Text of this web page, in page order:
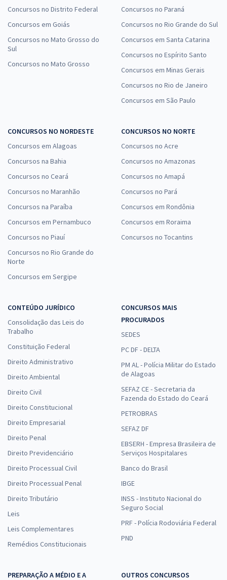
Concursos no Distrito Federal
Concursos em Goiás
Concursos no Mato Grosso do
Sul
Concursos no Mato Grosso
Concursos no Paraná
Concursos no Rio Grande do Sul
Concursos em Santa Catarina
Concursos no Espírito Santo
Concursos em Minas Gerais
Concursos no Rio de Janeiro
Concursos em São Paulo
CONCURSOS NO NORDESTE
Concursos em Alagoas
Concursos na Bahia
Concursos no Ceará
Concursos no Maranhão
Concursos na Paraíba
Concursos em Pernambuco
Concursos no Piauí
Concursos no Rio Grande do
Norte
Concursos em Sergipe
CONCURSOS NO NORTE
Concursos no Acre
Concursos no Amazonas
Concursos no Amapá
Concursos no Pará
Concursos em Rondônia
Concursos em Roraima
Concursos no Tocantins
CONTEÚDO JURÍDICO
Consolidação das Leis do
Trabalho
Constituição Federal
Direito Administrativo
Direito Ambiental
Direito Civil
Direito Constitucional
Direito Empresarial
Direito Penal
Direito Previdenciário
Direito Processual Civil
Direito Processual Penal
Direito Tributário
Leis
Leis Complementares
Remédios Constitucionais
CONCURSOS MAIS
PROCURADOS
SEDES
PC DF - DELTA
PM AL - Polícia Militar do Estado
de Alagoas
SEFAZ CE - Secretaria da
Fazenda do Estado do Ceará
PETROBRAS
SEFAZ DF
EBSERH - Empresa Brasileira de
Serviços Hospitalares
Banco do Brasil
IBGE
INSS - Instituto Nacional do
Seguro Social
PRF - Polícia Rodoviária Federal
PND
PREPARAÇÃO A MÉDIO E A
OUTROS CONCURSOS